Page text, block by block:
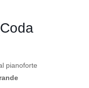
pianoforte